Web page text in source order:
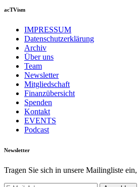
acTVism
IMPRESSUM
Datenschutzerklärung
Archiv
Über uns
Team
Newsletter
Mitgliedschaft
Finanzübersicht
Spenden
Kontakt
EVENTS
Podcast
Newsletter
Tragen Sie sich in unsere Mailingliste